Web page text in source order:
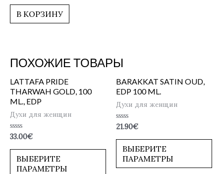
из
В КОРЗИНУ
ПОХОЖИЕ ТОВАРЫ
LATTAFA PRIDE
THARWAH GOLD, 100
ML., EDP
Духи для женщин
Оценка
из
33.00€
ВЫБЕРИТЕ
ПАРАМЕТРЫ
BARAKKAT SATIN OUD,
EDP 100 ML.
Духи для женщин
Оценка
из
21.90€
ВЫБЕРИТЕ
ПАРАМЕТРЫ